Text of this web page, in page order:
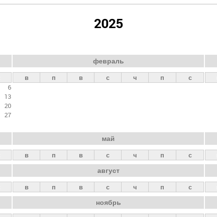
2025
6
13
20
27
февраль
в п в с ч п с
май
в п в с ч п с
август
в п в с ч п с
ноябрь